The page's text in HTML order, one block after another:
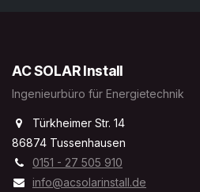
AC SOLAR Install
Ingenieurbüro für Energietechnik
Türkheimer Str. 14
86874 Tussenhausen
0151 - 27 505 910
info@acsolarinstall.de